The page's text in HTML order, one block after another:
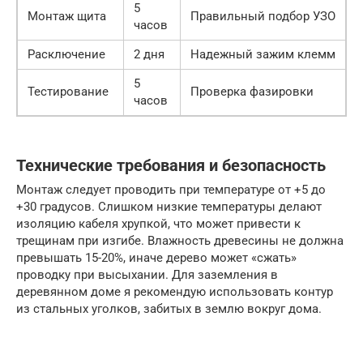
Монтаж щита
5
часов
Правильный подбор УЗО
Расключение 2 дня Надежный зажим клемм
Тестирование
5
часов
Проверка фазировки
Технические требования и безопасность
Монтаж следует проводить при температуре от +5 до
+30 градусов. Слишком низкие температуры делают
изоляцию кабеля хрупкой, что может привести к
трещинам при изгибе. Влажность древесины не должна
превышать 15-20%, иначе дерево может «сжать»
проводку при высыхании. Для заземления в
деревянном доме я рекомендую использовать контур
из стальных уголков, забитых в землю вокруг дома.